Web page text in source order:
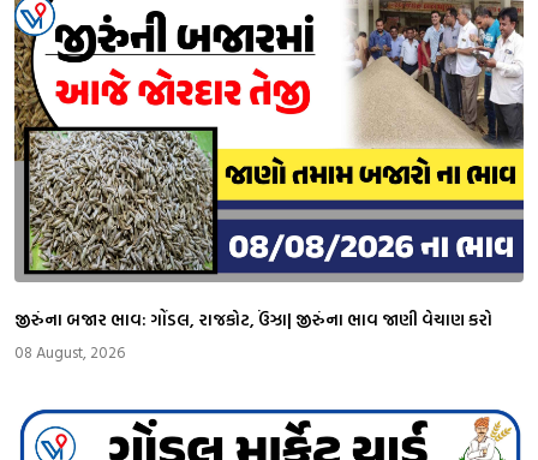
જીરુંના બજાર ભાવ: ગોંડલ, રાજકોટ, ઉંઝા| જીરુંના ભાવ જાણી વેચાણ કરો
08 August, 2026